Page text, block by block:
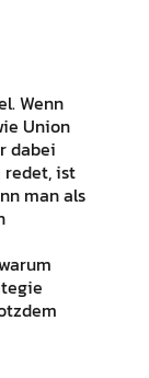
Wenn
Union
dabei
redet, ist
man als